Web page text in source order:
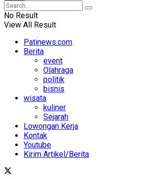
No Result
View All Result
Patinews.com
Berita
event
Olahraga
politik
bisnis
wisata
kuliner
Sejarah
Lowongan Kerja
Kontak
Youtube
Kirim Artikel/Berita